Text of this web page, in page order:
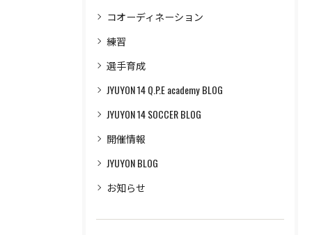
コオーディネーション
練習
選手育成
JYUYON 14 Q.P.E academy BLOG
JYUYON 14 SOCCER BLOG
開催情報
JYUYON BLOG
お知らせ